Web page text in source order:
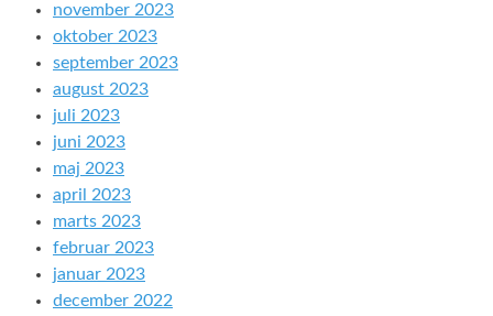
november 2023
oktober 2023
september 2023
august 2023
juli 2023
juni 2023
maj 2023
april 2023
marts 2023
februar 2023
januar 2023
december 2022